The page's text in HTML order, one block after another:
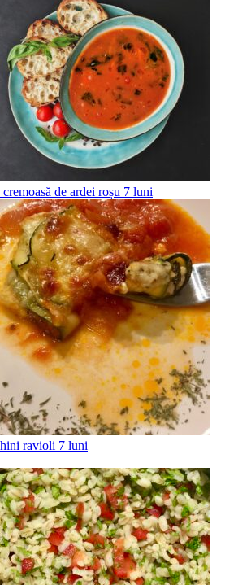
cremoasă de ardei roșu 7 luni
ravioli 7 luni